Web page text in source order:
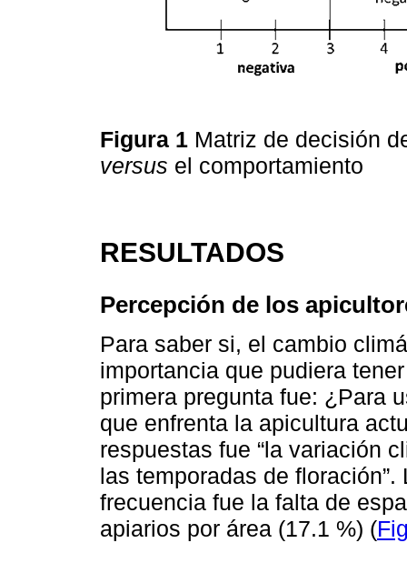
Figura 1 Matriz de decisión
versus el comportamiento
RESULTADOS
Percepción de los
Para saber si, el cambio
importancia que pudiera
primera pregunta fue: ¿Para
que enfrenta la apicultura
respuestas fue “la variación
las temporadas de
frecuencia fue la falta de
apiarios por área (17.1 %) (